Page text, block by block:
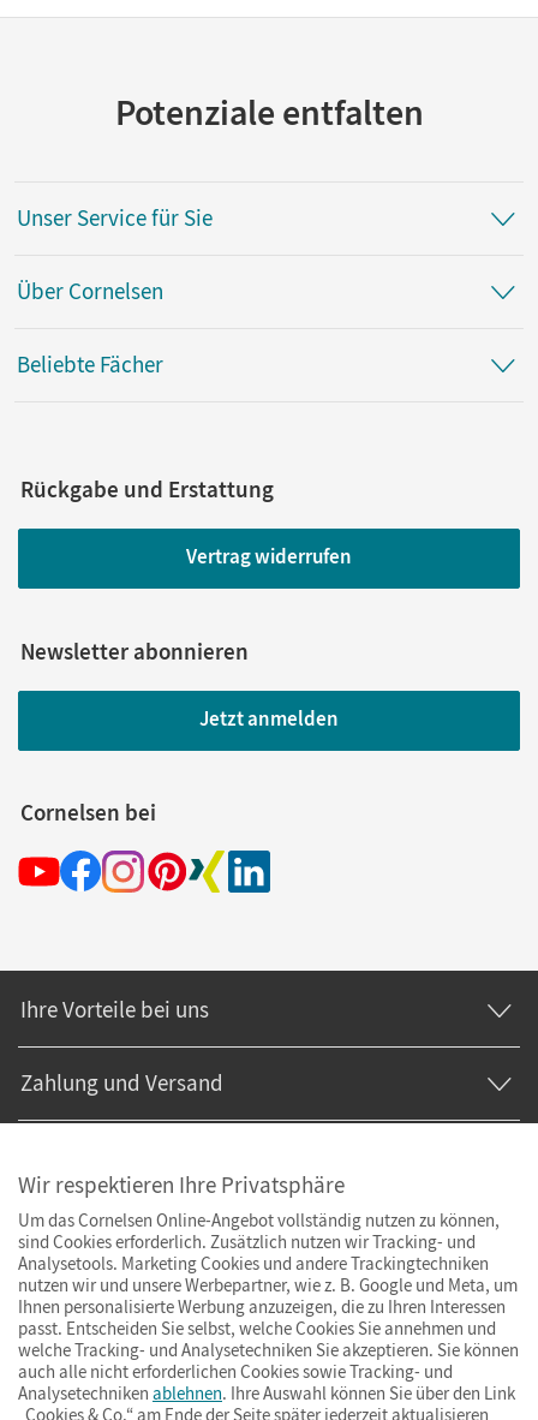
Potenziale entfalten
Unser Service für Sie
Über Cornelsen
Beliebte Fächer
Rückgabe und Erstattung
Vertrag widerrufen
Newsletter abonnieren
Jetzt anmelden
Cornelsen bei
Ihre Vorteile bei uns
Zahlung und Versand
Wir respektieren Ihre Privatsphäre
Um das Cornelsen Online-Angebot vollständig nutzen zu können,
sind Cookies erforderlich. Zusätzlich nutzen wir Tracking- und
Analysetools. Marketing Cookies und andere Trackingtechniken
nutzen wir und unsere Werbepartner, wie z. B. Google und Meta, um
Ihnen personalisierte Werbung anzuzeigen, die zu Ihren Interessen
passt. Entscheiden Sie selbst, welche Cookies Sie annehmen und
welche Tracking- und Analysetechniken Sie akzeptieren. Sie können
auch alle nicht erforderlichen Cookies sowie Tracking- und
Analysetechniken ablehnen. Ihre Auswahl können Sie über den Link
„Cookies & Co.“ am Ende der Seite später jederzeit aktualisieren